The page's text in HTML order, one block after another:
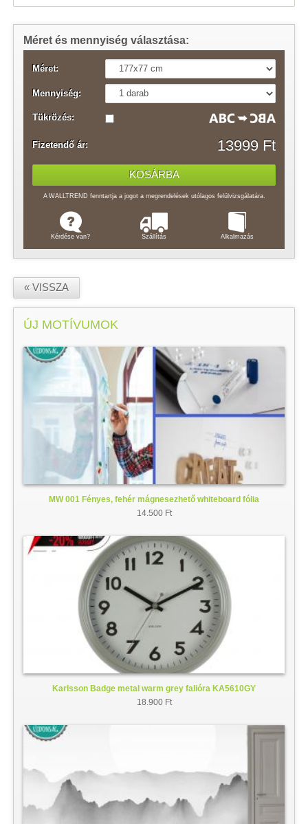
Méret és mennyiség választása:
Méret:
Mennyiség:
Tükrözés:
Fizetendő ár: 13999 Ft
A WALLTREND fenntartja a jogot a megrendelések utólagos felülvizsgálatára.
Kérdése van? Szállítás Alkalmazás
« VISSZA
ÚJ MOTÍVUMOK
MW 001 Fényes, fehér mágnesezhető whiteboard fólia
14.500 Ft
Karlsson Badge metal warm grey falióra KA5610GY
18.900 Ft